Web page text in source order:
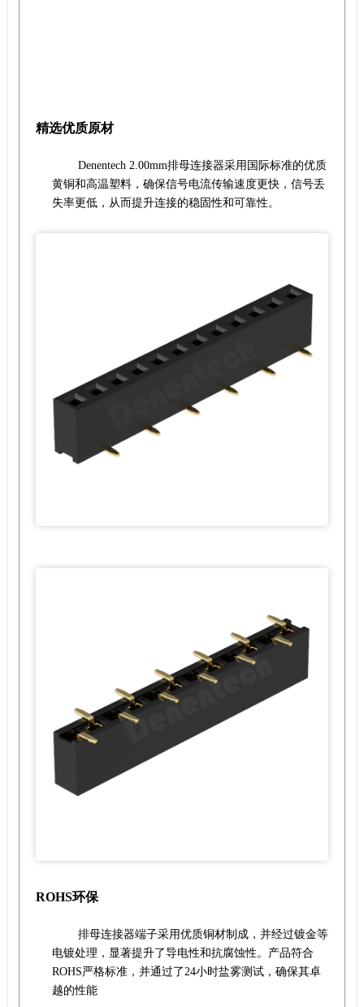
精选优质原材
Denentech 2.00mm排母连接器采用国际标准的优质
黄铜和高温塑料，确保信号电流传输速度更快，信号丢
失率更低，从而提升连接的稳固性和可靠性。
ROHS环保
排母连接器端子采用优质铜材制成，并经过镀金等
电镀处理，显著提升了导电性和抗腐蚀性。产品符合
ROHS严格标准，并通过了24小时盐雾测试，确保其卓
越的性能